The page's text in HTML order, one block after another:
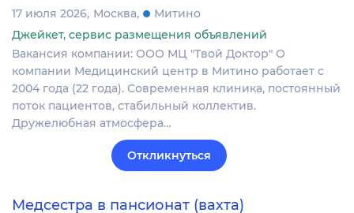
17 июля 2026 Москва
Митино
Джейкет, сервис размещения объявлений
Вакансия компании: ООО МЦ "Твой Доктор" О
компании Медицинский центр в Митино работает с
2004 года (22 года). Современная клиника, постоянный
поток пациентов, стабильный коллектив.
Дружелюбная атмосфера…
Откликнуться
Медсестра в пансионат (вахта)